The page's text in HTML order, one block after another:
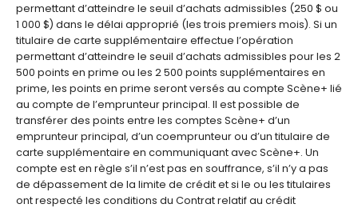
permettant d’atteindre le seuil d’achats admissibles (250 $ ou
1 000 $) dans le délai approprié (les trois premiers mois). Si un
titulaire de carte supplémentaire effectue l’opération
permettant d’atteindre le seuil d’achats admissibles pour les 2
500 points en prime ou les 2 500 points supplémentaires en
prime, les points en prime seront versés au compte Scène+ lié
au compte de l’emprunteur principal. Il est possible de
transférer des points entre les comptes Scène+ d’un
emprunteur principal, d’un coemprunteur ou d’un titulaire de
carte supplémentaire en communiquant avec Scène+. Un
compte est en règle s’il n’est pas en souffrance, s’il n’y a pas
de dépassement de la limite de crédit et si le ou les titulaires
ont respecté les conditions du Contrat relatif au crédit